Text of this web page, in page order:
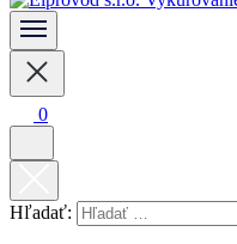
Vykurovanie, chladenie,
0
Hľadať: